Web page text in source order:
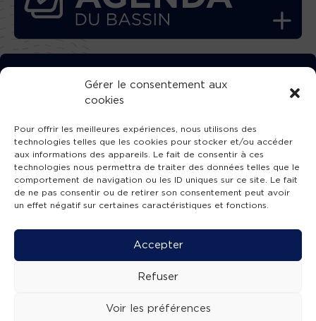
Gérer le consentement aux
cookies
Pour offrir les meilleures expériences, nous utilisons des
technologies telles que les cookies pour stocker et/ou accéder
aux informations des appareils. Le fait de consentir à ces
technologies nous permettra de traiter des données telles que le
comportement de navigation ou les ID uniques sur ce site. Le fait
de ne pas consentir ou de retirer son consentement peut avoir
un effet négatif sur certaines caractéristiques et fonctions.
Accepter
Refuser
Voir les préférences
TÉLÉCHARGEZ GRATUITEMENT
L’APPLICATION TVBA !
SUIVEZ-NOUS !
Mentions légales-Accessibilité